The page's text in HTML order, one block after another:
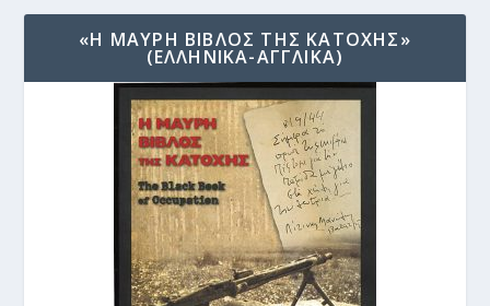
«Η ΜΑΥΡΗ ΒΙΒΛΟΣ ΤΗΣ ΚΑΤΟΧΗΣ»
(ΕΛΛΗΝΙΚΑ-ΑΓΓΛΙΚΑ)